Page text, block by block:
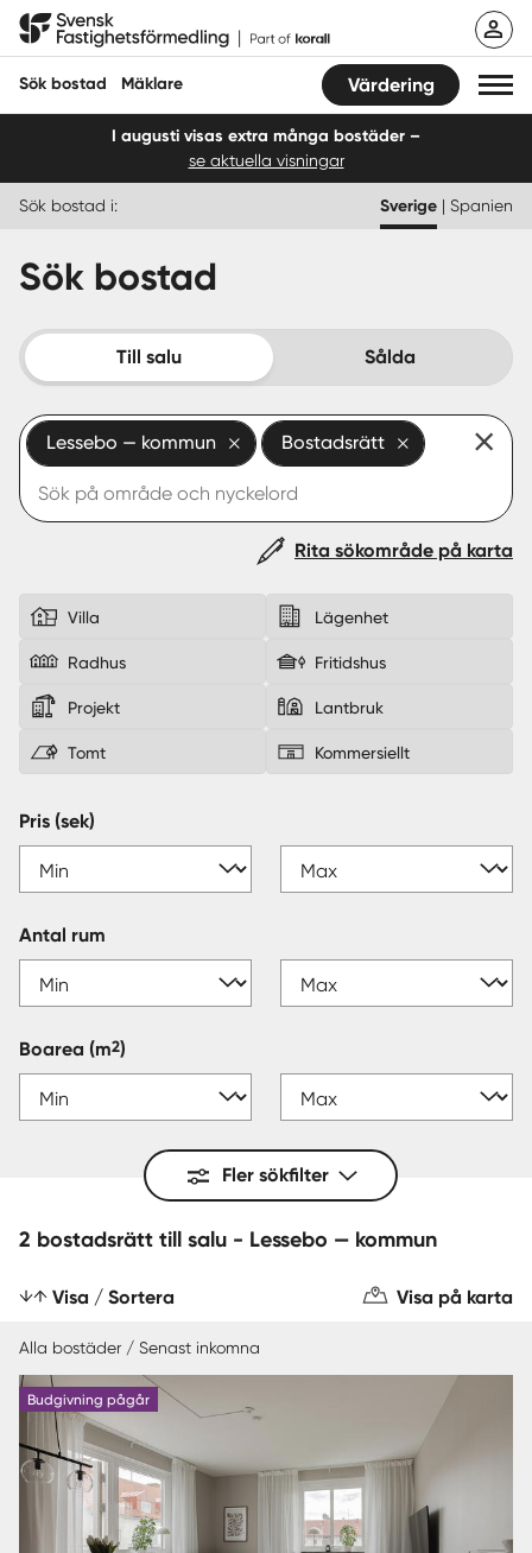
Hoppa
Svensk Fastighetsförmedling
Sök bostad Mäklare Värdering
Sälja
Köpa
Start
Logga in
I augusti visas extra många bostäder –
se aktuella visningar
Sök bostad i: Sverige | Spanien
Sök bostad
Till salu Sålda
Lessebo — kommun Bostadsrätt
Rita sökområde på karta
Villa Lägenhet
Radhus Fritidshus
Projekt Lantbruk
Tomt Kommersiellt
Pris (sek)
Antal rum
Boarea (m2)
Fler sökfilter
2 bostadsrätt till salu - Lessebo — kommun
Visa / Sortera Visa på karta
Alla bostäder / Senast inkomna
Budgivning pågår